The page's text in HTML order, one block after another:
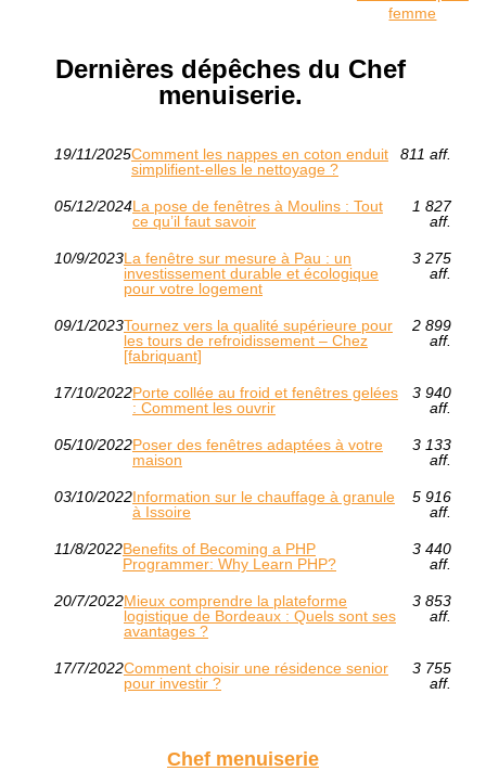
femme
Dernières dépêches du Chef
menuiserie.
19/11/2025Comment les nappes en coton enduit
simplifient-elles le nettoyage ?
811 aff.
05/12/2024La pose de fenêtres à Moulins : Tout
ce qu’il faut savoir
1 827
aff.
10/9/2023La fenêtre sur mesure à Pau : un
investissement durable et écologique
pour votre logement
3 275
aff.
09/1/2023Tournez vers la qualité supérieure pour
les tours de refroidissement – Chez
[fabriquant]
2 899
aff.
17/10/2022Porte collée au froid et fenêtres gelées
: Comment les ouvrir
3 940
aff.
05/10/2022Poser des fenêtres adaptées à votre
maison
3 133
aff.
03/10/2022Information sur le chauffage à granule
à Issoire
5 916
aff.
11/8/2022Benefits of Becoming a PHP
Programmer: Why Learn PHP?
3 440
aff.
20/7/2022Mieux comprendre la plateforme
logistique de Bordeaux : Quels sont ses
avantages ?
3 853
aff.
17/7/2022Comment choisir une résidence senior
pour investir ?
3 755
aff.
Chef menuiserie